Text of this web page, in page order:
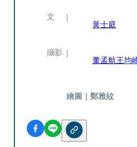
文
黃士庭
攝影
董孟航王均
繪圖｜鄭雅紋